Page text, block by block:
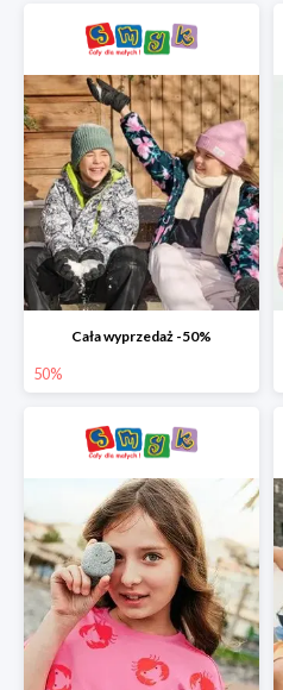
Cała wyprzedaż -50%
50%